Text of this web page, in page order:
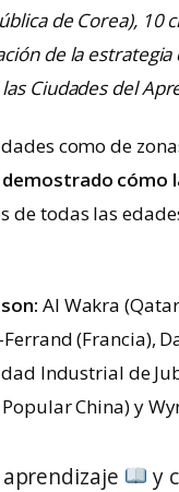
de Corea), 10
de la
Ciudades del
como de
cómo
de todas las
Al Wakra
(Francia),
Industrial de
China) y
y